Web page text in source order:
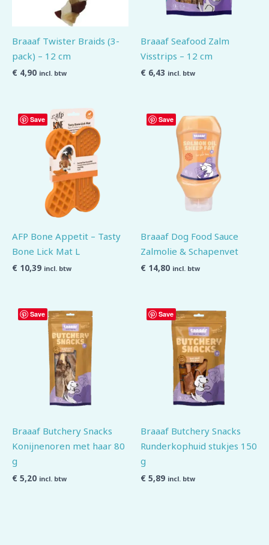
Braaaf Twister Braids (3-
pack) – 12 cm
€ 4,90 incl. btw
Braaaf Seafood Zalm
Visstrips – 12 cm
€ 6,43 incl. btw
Save
AFP Bone Appetit – Tasty
Bone Lick Mat L
€ 10,39 incl. btw
Save
Braaaf Dog Food Sauce
Zalmolie & Schapenvet
€ 14,80 incl. btw
Save
Braaaf Butchery Snacks
Konijnenoren met haar 80
g
€ 5,20 incl. btw
Save
Braaaf Butchery Snacks
Runderkophuid stukjes 150
g
€ 5,89 incl. btw